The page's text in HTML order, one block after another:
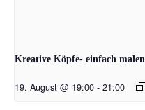
Kreative Köpfe- einfach malen
19. August @ 19:00 - 21:00